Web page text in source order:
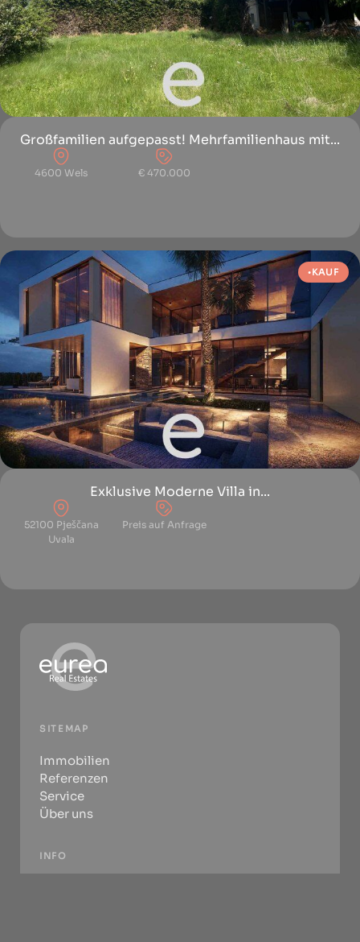
Großfamilien aufgepasst! Mehrfamilienhaus mit...
4600 Wels € 470.000
KAUF
Exklusive Moderne Villa in...
52100 Pješčana
Uvala
Preis auf Anfrage
SITEMAP
Immobilien
Referenzen
Service
Über uns
INFO